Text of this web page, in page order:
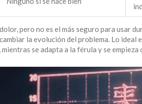
pero no es el más seguro para usar
la evolución del problema. Lo ideal
se adapta a la férula y se empieza